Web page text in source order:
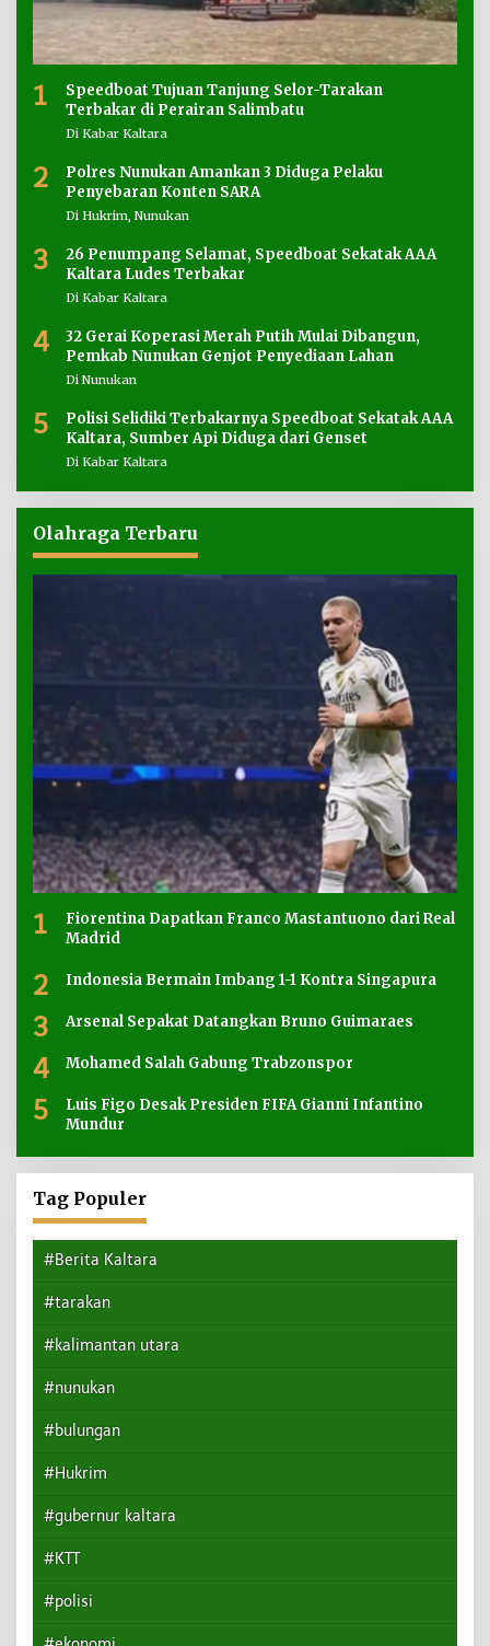
1
Speedboat Tujuan Tanjung Selor-Tarakan
Terbakar di Perairan Salimbatu
Di Kabar Kaltara
2
Polres Nunukan Amankan 3 Diduga Pelaku
Penyebaran Konten SARA
Di Hukrim, Nunukan
3
26 Penumpang Selamat, Speedboat Sekatak AAA
Kaltara Ludes Terbakar
Di Kabar Kaltara
4
32 Gerai Koperasi Merah Putih Mulai Dibangun,
Pemkab Nunukan Genjot Penyediaan Lahan
Di Nunukan
5
Polisi Selidiki Terbakarnya Speedboat Sekatak AAA
Kaltara, Sumber Api Diduga dari Genset
Di Kabar Kaltara
Olahraga Terbaru
1
Fiorentina Dapatkan Franco Mastantuono dari Real
Madrid
2 Indonesia Bermain Imbang 1-1 Kontra Singapura
3 Arsenal Sepakat Datangkan Bruno Guimaraes
4 Mohamed Salah Gabung Trabzonspor
5
Luis Figo Desak Presiden FIFA Gianni Infantino
Mundur
Tag Populer
#Berita Kaltara
#tarakan
#kalimantan utara
#nunukan
#bulungan
#Hukrim
#gubernur kaltara
#KTT
#polisi